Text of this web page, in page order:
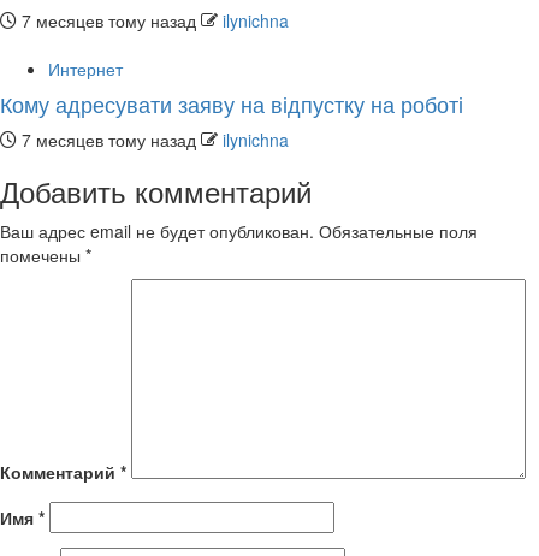
7 месяцев тому назад
ilynichna
Интернет
Кому адресувати заяву на відпустку на роботі
7 месяцев тому назад ilynichna
Добавить комментарий
Ваш адрес email не будет опубликован. Обязательные поля
помечены *
Комментарий *
Имя *